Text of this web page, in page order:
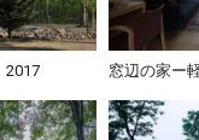
2017 窓辺の家ー